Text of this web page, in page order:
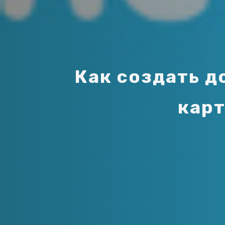
Как создать д
карт